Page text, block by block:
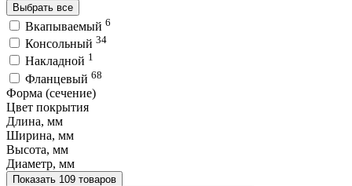
Выбрать все
Вкапываемый 6
Консольный 34
Накладной 1
Фланцевый 68
Форма (сечение)
Цвет покрытия
Длина, мм
Ширина, мм
Высота, мм
Диаметр, мм
Показать 109 товаров